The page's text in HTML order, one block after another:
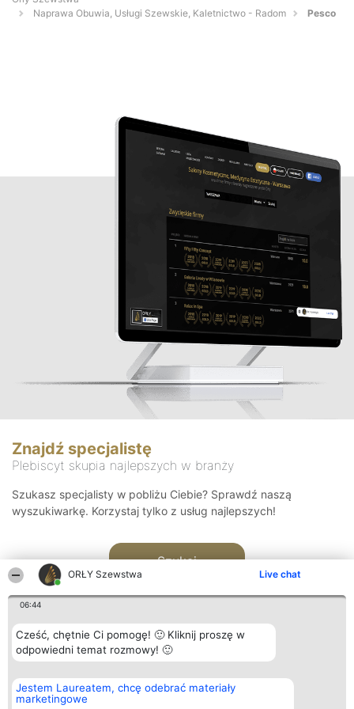
ORŁY Szewstwa Live chat
06:44
Cześć, chętnie Ci pomogę! 🙂 Kliknij proszę w
odpowiedni temat rozmowy! 🙂
Jestem Laureatem, chcę odebrać materiały
marketingowe
Naprawa Obuwia, Usługi Szewskie, Kaletnictwo - Radom
Pesco
Znajdź specjalistę
Plebiscyt skupia najlepszych w branży
Szukasz specjalisty w pobliżu Ciebie? Sprawdź naszą
wyszukiwarkę. Korzystaj tylko z usług najlepszych!
Szukaj
Organizator plebiscytu
Bright Side Solutions sp. z o.
o. sp. k.
Plebiscyt
Laureaci
Kontakt
Kontakt